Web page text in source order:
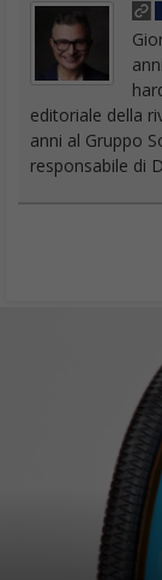
editoriale della
anni al Gruppo
responsabile di